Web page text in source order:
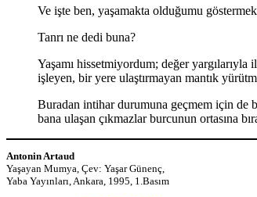
Ve işte ben, yaşamakta olduğumu
Tanrı ne dedi buna?
Yaşamı hissetmiyordum; değer
işleyen, bir yere ulaştırmayan mantık
Buradan intihar durumuna geçmem için de
bana ulaşan çıkmazlar burcunun ortasına
Antonin Artaud
Yaşayan Mumya, Çev: Yaşar Günenç,
Yaba Yayınları, Ankara, 1995, 1.Basım